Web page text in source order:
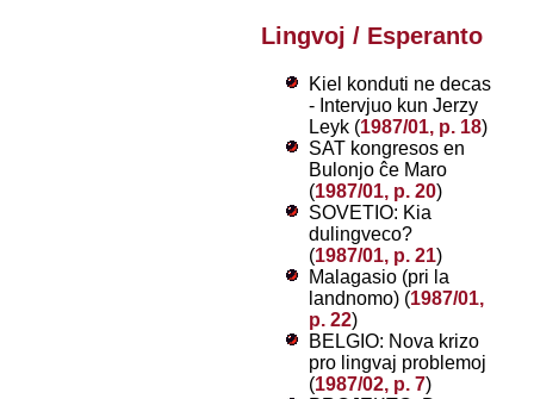
Lingvoj / Esperanto
Kiel konduti ne decas
- Intervjuo kun Jerzy
Leyk (1987/01, p. 18)
SAT kongresos en
Bulonjo ĉe Maro
(1987/01, p. 20)
SOVETIO: Kia
dulingveco?
(1987/01, p. 21)
Malagasio (pri la
landnomo) (1987/01,
p. 22)
BELGIO: Nova krizo
pro lingvaj problemoj
(1987/02, p. 7)